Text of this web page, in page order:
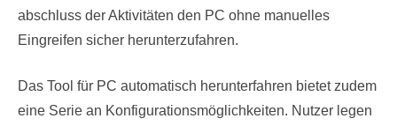
abschluss der Aktivitäten den PC ohne manuelles
Eingreifen sicher herunterzufahren.
Das Tool für PC automatisch herunterfahren bietet zudem
eine Serie an Konfigurationsmöglichkeiten. Nutzer legen